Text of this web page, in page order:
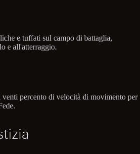
e tuffati sul campo di battaglia,
e all'atterraggio.
percento di velocità di movimento per